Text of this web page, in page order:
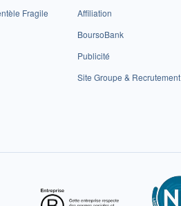
Fragile
Affiliation
BoursoBank
Publicité
Site Groupe & Recrutement